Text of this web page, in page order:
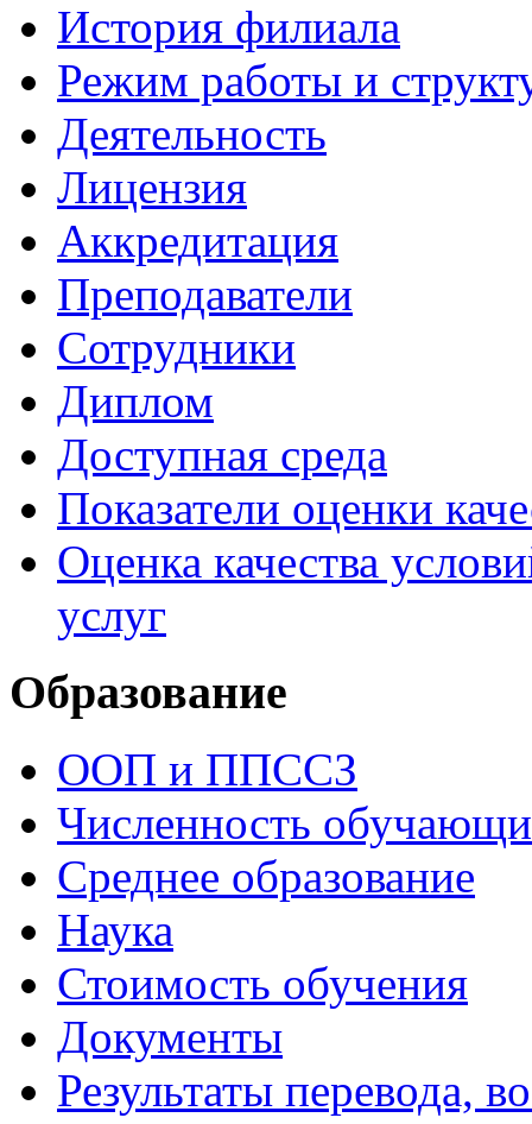
История филиала
Режим работы и
Деятельность
Лицензия
Аккредитация
Преподаватели
Сотрудники
Диплом
Доступная среда
Показатели оценки
Оценка качества
услуг
Образование
ООП и ППССЗ
Численность
Среднее образование
Наука
Стоимость обучения
Документы
Результаты перевода,